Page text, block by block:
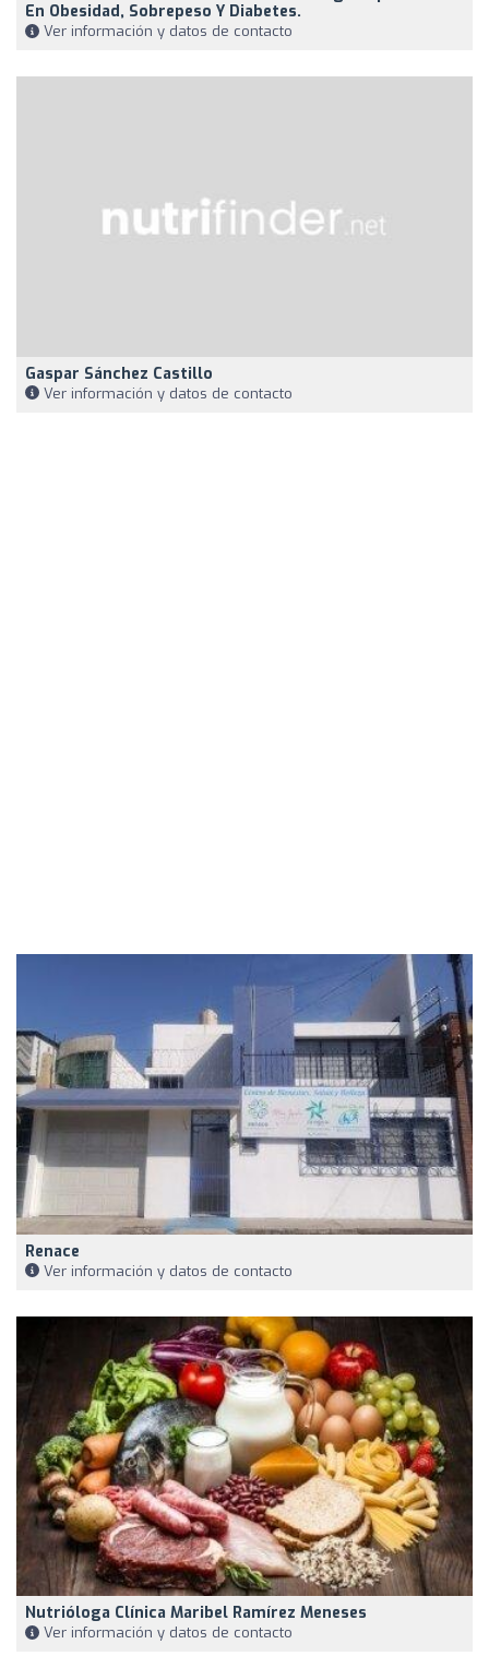
En Obesidad, Sobrepeso Y Diabetes.
Ver información y datos de contacto
Gaspar Sánchez Castillo
Ver información y datos de contacto
Renace
Ver información y datos de contacto
Nutrióloga Clínica Maribel Ramírez Meneses
Ver información y datos de contacto